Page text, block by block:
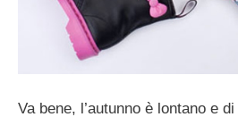
Va bene, l’autunno è lontano e di